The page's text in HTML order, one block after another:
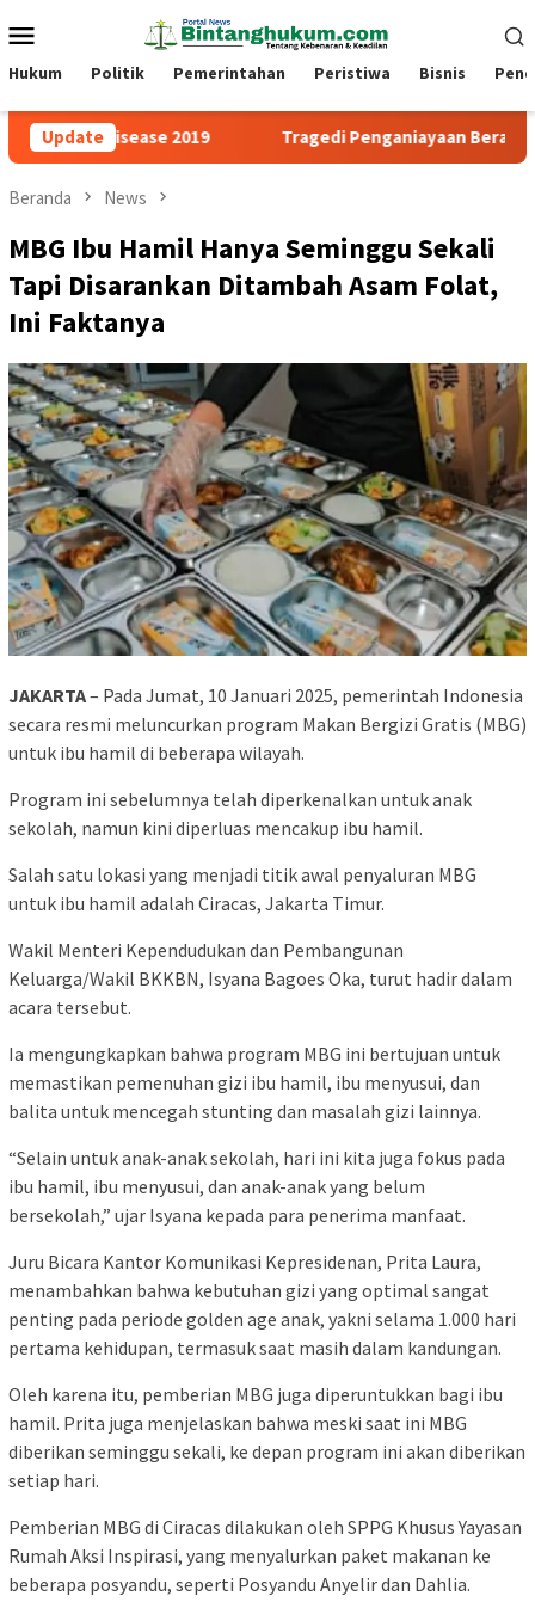
ke
kontenMobile
Hukum Politik Pemerintahan Peristiwa Bisnis
Update
2019 Tragedi Penganiayaan Berat Belum Ada
Beranda News
MBG Ibu Hamil Hanya Seminggu Sekali
Tapi Disarankan Ditambah Asam Folat,
Ini Faktanya
JAKARTA– Pada Jumat, 10 Januari 2025, pemerintah Indonesia
secara resmi meluncurkan program Makan Bergizi Gratis (MBG)
untuk ibu hamil di beberapa wilayah.
Program ini sebelumnya telah diperkenalkan untuk anak
sekolah, namun kini diperluas mencakup ibu hamil.
Salah satu lokasi yang menjadi titik awal penyaluran MBG
untuk ibu hamil adalah Ciracas, Jakarta Timur.
Wakil Menteri Kependudukan dan Pembangunan
Keluarga/Wakil BKKBN, Isyana Bagoes Oka, turut hadir dalam
acara tersebut.
Ia mengungkapkan bahwa program MBG ini bertujuan untuk
memastikan pemenuhan gizi ibu hamil, ibu menyusui, dan
balita untuk mencegah stunting dan masalah gizi lainnya.
“Selain untuk anak-anak sekolah, hari ini kita juga fokus pada
ibu hamil, ibu menyusui, dan anak-anak yang belum
bersekolah,” ujar Isyana kepada para penerima manfaat.
Juru Bicara Kantor Komunikasi Kepresidenan, Prita Laura,
menambahkan bahwa kebutuhan gizi yang optimal sangat
penting pada periode golden age anak, yakni selama 1.000 hari
pertama kehidupan, termasuk saat masih dalam kandungan.
Oleh karena itu, pemberian MBG juga diperuntukkan bagi ibu
hamil. Prita juga menjelaskan bahwa meski saat ini MBG
diberikan seminggu sekali, ke depan program ini akan diberikan
setiap hari.
Pemberian MBG di Ciracas dilakukan oleh SPPG Khusus Yayasan
Rumah Aksi Inspirasi, yang menyalurkan paket makanan ke
beberapa posyandu, seperti Posyandu Anyelir dan Dahlia.